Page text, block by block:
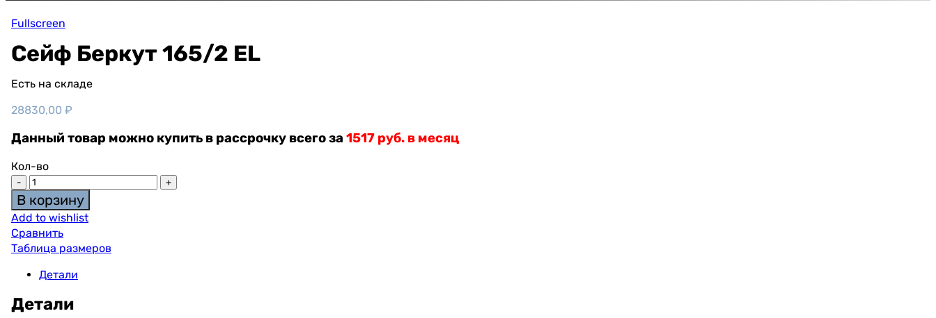
Fullscreen
Сейф Беркут 165/2 EL
Есть на складе
28830,00 ₽
Данный товар можно купить в рассрочку всего за 1517 руб. в месяц
Кол-во
В корзину
Add to wishlist
Сравнить
Таблица размеров
Детали
Детали